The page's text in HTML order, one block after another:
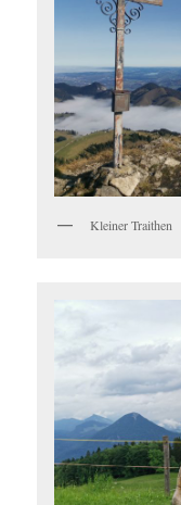
Kleiner Traithen